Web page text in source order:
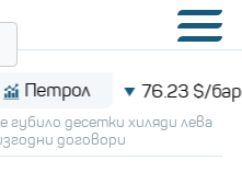
76.23 $/барел
губило десетки хиляди лева
договори